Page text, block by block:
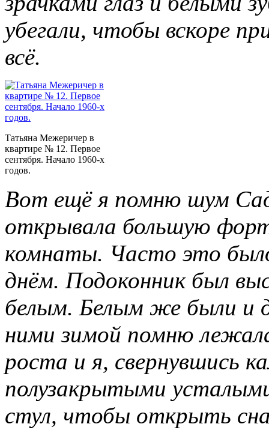
убегали, чтобы вскоре
всё.
Татьяна Межеричер в
квартире № 12. Первое
сентября. Начало 1960-х
годов.
Вот ещё я помню шум
открывала большую
комнаты. Часто это
днём. Подоконник был
белым. Белым же были и
ними зимой помню
роста и я, свернувшись
полузакрытыми
стул, чтобы открыть